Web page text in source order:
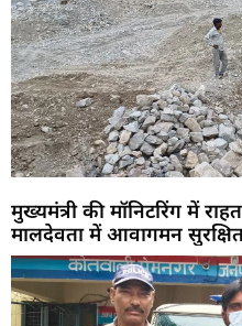
मुख्यमंत्री की मॉनिटरिंग में
मालदेवता में आवागमन